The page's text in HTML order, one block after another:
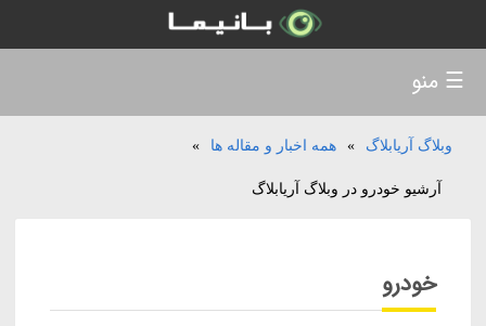
وبلاگ آریابلاگ » همه اخبار و مقاله ها »
آرشیو خودرو در وبلاگ آریابلاگ
خودرو
☰ منو